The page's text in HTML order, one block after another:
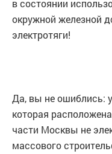
в состоянии
окружной железной
электротяги!
Да, вы не ошиблись:
которая
части Москвы не
массового